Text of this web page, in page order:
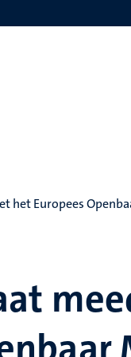
het Europees